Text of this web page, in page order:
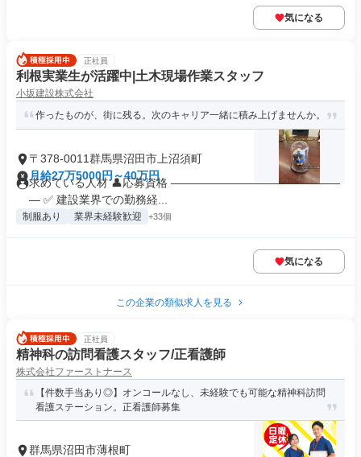
気になる
正社員
利根実業生が活躍中|土木現場作業スタッフ
小坂建設株式会社
作ったものが、街に残る。次のキャリア一緒に積み上げませんか。
〒378-0011群馬県沼田市上沼須町
月給27万5000円～40万円
求めている人材 👤応募資格 ―――――――――――――――
― ✅ 建設業界での勤務経...
制服あり 業界未経験歓迎 +33個
気になる
この企業の類似求人を見る
正社員
精神科の訪問看護スタッフ/正看護師
株式会社ファーストナース
【件数手当あり◎】オンコールなし、未経験でも可能な精神科訪問
看護ステーション。正看護師募集
群馬県沼田市薄根町